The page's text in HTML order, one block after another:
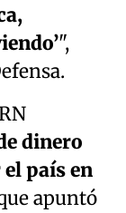
",
dinero
país en
apuntó